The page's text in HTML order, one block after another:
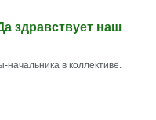
здравствует наш
в коллективе.